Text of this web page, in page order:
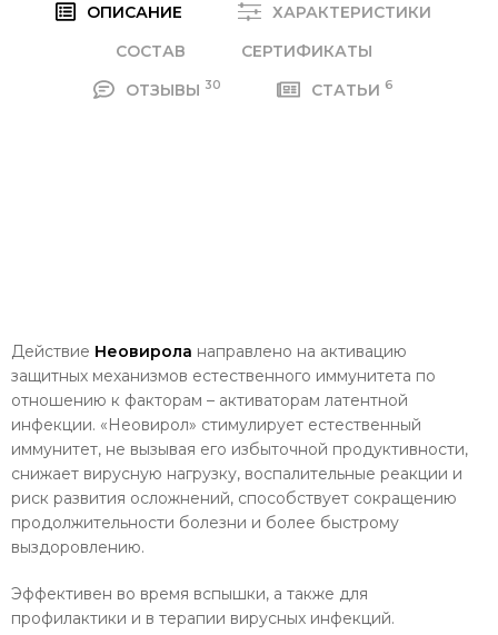
ОПИСАНИЕ
ХАРАКТЕРИСТИКИ
СОСТАВ
СЕРТИФИКАТЫ
ОТЗЫВЫ 30 СТАТЬИ 6
Действие Неовирола направлено на активацию
защитных механизмов естественного иммунитета по
отношению к факторам – активаторам латентной
инфекции. «Неовирол» стимулирует естественный
иммунитет, не вызывая его избыточной продуктивности,
снижает вирусную нагрузку, воспалительные реакции и
риск развития осложнений, способствует сокращению
продолжительности болезни и более быстрому
выздоровлению.
Эффективен во время вспышки, а также для
профилактики и в терапии вирусных инфекций.